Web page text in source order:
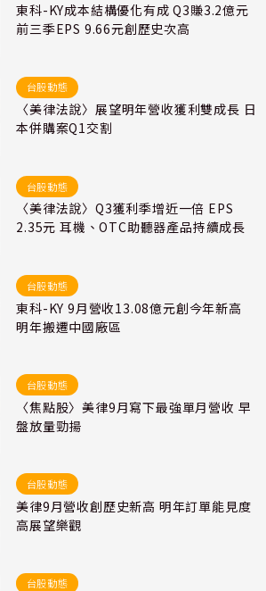
東科-KY成本結構優化有成 Q3賺3.2億元
前三季EPS 9.66元創歷史次高
台股動態
〈美律法說〉展望明年營收獲利雙成長 日
本併購案Q1交割
台股動態
〈美律法說〉Q3獲利季增近一倍 EPS
2.35元 耳機、OTC助聽器產品持續成長
台股動態
東科-KY 9月營收13.08億元創今年新高
明年搬遷中國廠區
台股動態
〈焦點股〉美律9月寫下最強單月營收 早
盤放量勁揚
台股動態
美律9月營收創歷史新高 明年訂單能見度
高展望樂觀
台股動態